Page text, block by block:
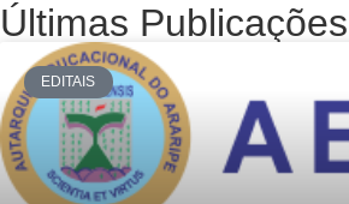
Últimas Publicações
EDITAIS